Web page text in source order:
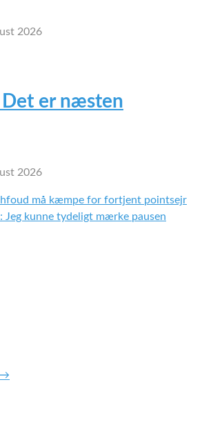
2026
er næsten
2026
må kæmpe for fortjent pointsejr
Jeg kunne tydeligt mærke pausen
→